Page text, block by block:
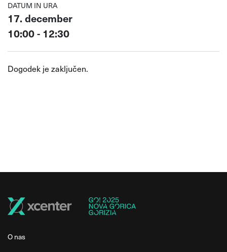
DATUM IN URA
17. december
10:00 - 12:30
Dogodek je zaključen.
O nas